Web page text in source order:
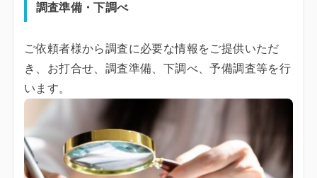
調査準備・下調べ
ご依頼者様から調査に必要な情報をご提供いただ
き、お打合せ、調査準備、下調べ、予備調査等を行
います。